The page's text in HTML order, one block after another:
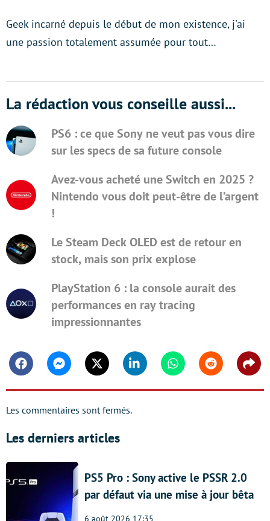
Geek incarné depuis le début de mon existence, j'ai
une passion totalement assumée pour tout…
La rédaction vous conseille aussi...
PS6 : ce que Sony ne veut pas vous dire
sur les specs de sa future console
Avez-vous acheté une Switch en 2025 ?
Nintendo vous doit peut-être de l’argent
!
Le Steam Deck OLED est de retour en
stock, mais son prix explose
PlayStation 6 : la console aurait des
performances en ray tracing
impressionnantes
FacebookMessengerTwitter Linkedin WhatsappReddit
Les commentaires sont fermés.
Les derniers articles
PS5 Pro : Sony active le PSSR 2.0
par défaut via une mise à jour bêta
6 août 2026 17:35